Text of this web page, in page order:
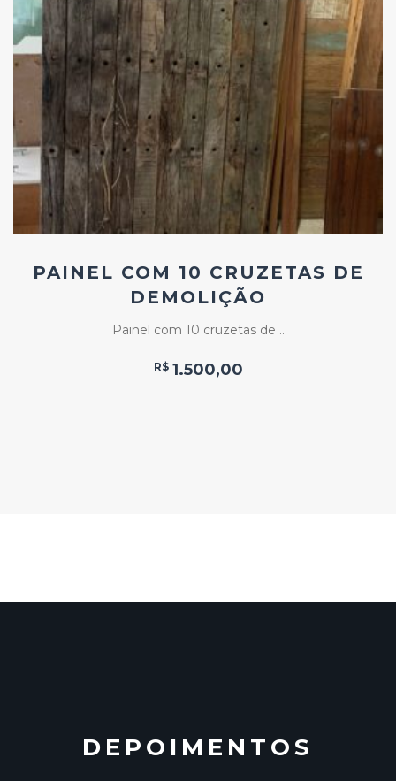
Add
ao
Favoritos
PAINEL COM 10 CRUZETAS DE
DEMOLIÇÃO
Painel com 10 cruzetas de ..
R$ 1.500,00
DEPOIMENTOS